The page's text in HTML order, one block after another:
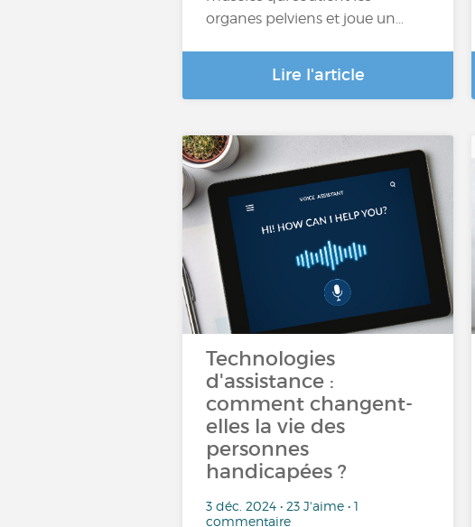
organes pelviens et joue un…
Lire l'article
Technologies
d'assistance :
comment changent-
elles la vie des
personnes
handicapées ?
3 déc. 2024 • 23 J'aime • 1
commentaire